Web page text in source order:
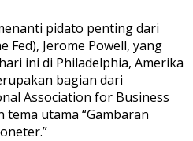
pidato penting dari
Fed), Jerome Powell, yang
ini di Philadelphia, Amerika
bagian dari
Association for Business
tema utama “Gambaran